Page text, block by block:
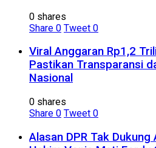
0 shares
Share 0 Tweet 0
Viral Anggaran Rp1,2
Pastikan Transparansi
Nasional
0 shares
Share 0 Tweet 0
Alasan DPR Tak